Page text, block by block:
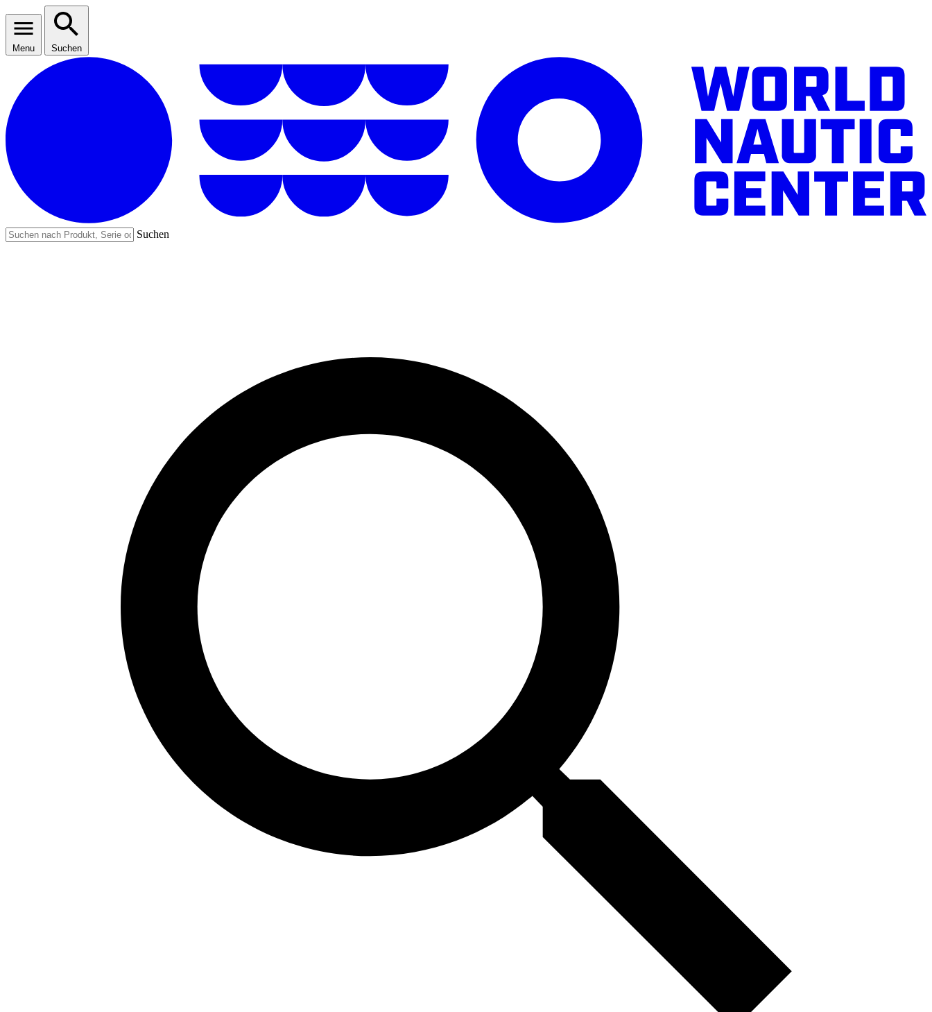
Menu Suchen
Suchen